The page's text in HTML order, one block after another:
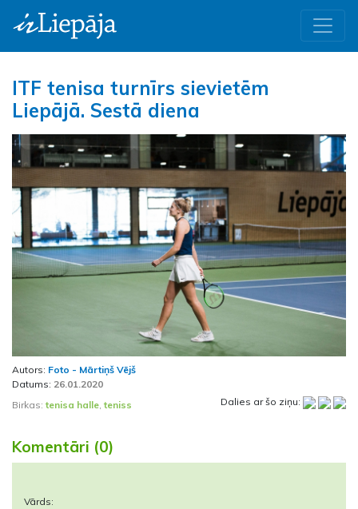
ITF tenisa turnīrs sievietēm
Liepājā. Sestā diena
Iepriekšējā
Autors: Foto - Mārtiņš Vējš
Datums: 26.01.2020
Birkas:tenisa halle ,teniss Dalies ar šo ziņu:
Komentāri (0)
Vārds: